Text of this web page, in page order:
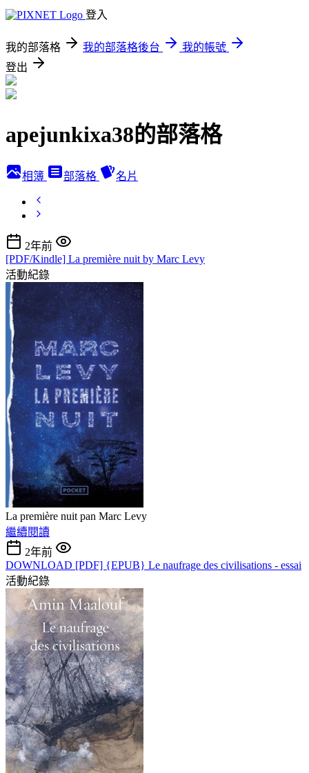
登入
我的部落格 我的部落格後台
我的帳號
登出
apejunkixa38的部落格
相簿 部落格 名片
2年前
[PDF/Kindle] La première nuit by Marc Levy
活動紀錄
La première nuit pan Marc Levy
繼續閱讀
2年前
DOWNLOAD [PDF] {EPUB} Le naufrage des civilisations - essai
活動紀錄